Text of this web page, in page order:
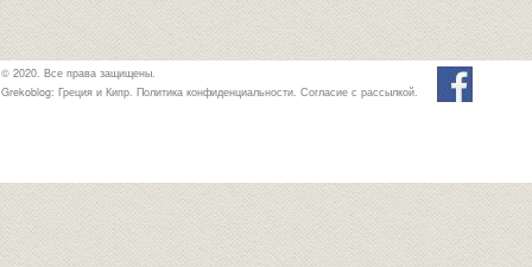
© 2020. Все права защищены.
Grekoblog: Греция и Кипр. Политика конфиденциальности. Согласие с рассылкой.